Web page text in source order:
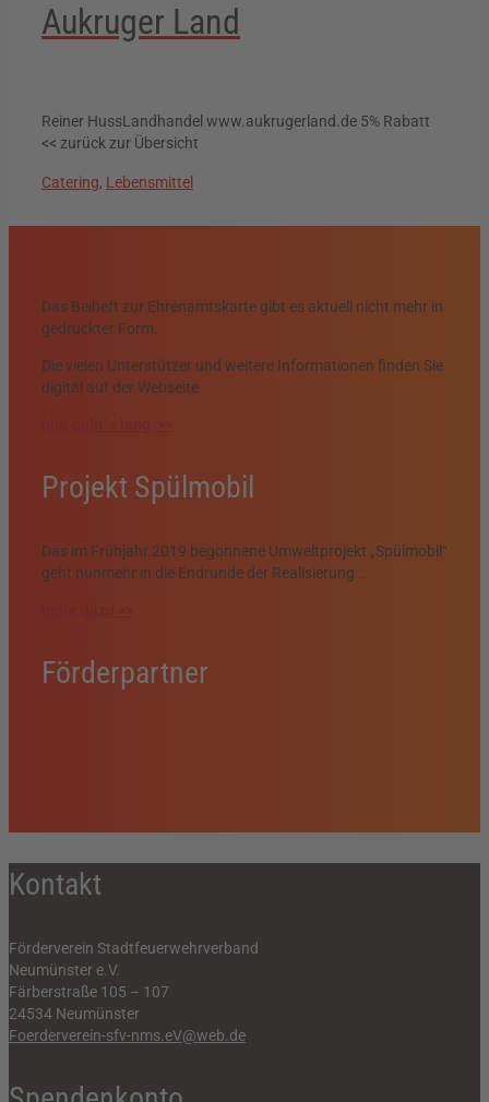
Aukruger Land
Reiner HussLandhandel www.aukrugerland.de 5% Rabatt
<< zurück zur Übersicht
Catering, Lebensmittel
Das Beiheft zur Ehrenamtskarte gibt es aktuell nicht mehr in
gedruckter Form.
Die vielen Unterstützer und weitere Informationen finden Sie
digital auf der Webseite
Projekt Spülmobil
Das im Frühjahr 2019 begonnene Umweltprojekt „Spülmobil“
geht nunmehr in die Endrunde der Realisierung …
Förderpartner
Kontakt
Förderverein Stadtfeuerwehrverband
Neumünster e.V.
Färberstraße 105 – 107
24534 Neumünster
Foerderverein-sfv-nms.eV@web.de